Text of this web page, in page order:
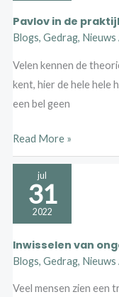
Pavlov in de
Blogs, Gedrag,
Velen kennen de
kent, hier de hele hele
een bel geen
Read More »
jul
31
2022
Inwisselen van
Blogs, Gedrag,
Veel mensen zien een
Inwisselen
ongewenst